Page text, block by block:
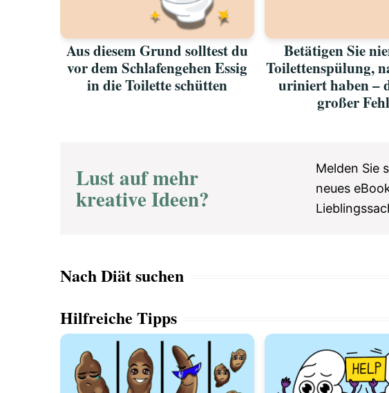
Aus diesem Grund solltest du
vor dem Schlafengehen Essig
in die Toilette schütten
Betätigen Sie
Toilettenspülung,
uriniert haben –
großer
Lust auf mehr
kreative Ideen?
Melden Sie
neues
Nach Diät suchen
Hilfreiche Tipps